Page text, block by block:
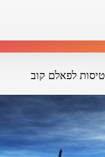
טיסות לפאלם קוב